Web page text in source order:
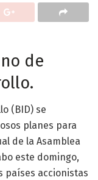
de
(BID) se
planes para
de la Asamblea
este domingo,
países accionistas